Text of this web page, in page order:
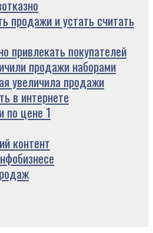
продажи и устать считать
привлекать покупателей
продажи наборами
увеличила продажи
в интернете
по цене 1
контент